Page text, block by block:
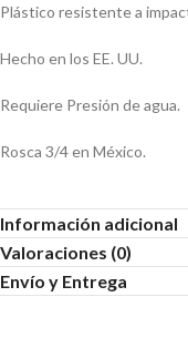
Plástico resistente a
Hecho en los EE. UU.
Requiere Presión de agua.
Rosca 3/4 en México.
Información adicional
Valoraciones (0)
Envío y Entrega